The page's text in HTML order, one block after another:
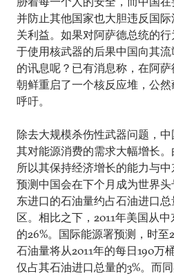
并防止其他国家也大胆违反国
关利益。如果对阿萨德总统的
于使用核武器的后果中国向其
的讯息呢？已有消息称，在阿萨
朝鲜重启了一个核反应堆，公
呼吁。
除去大规模杀伤性武器问题，
其对能源消费的需求大幅增长。
所以其保持经济增长的能力与
预测中国会在下个月成为世界
东进口的石油量约占石油进口
区。相比之下，2011年美国从
的26%。国际能源署预测，时至
石油量将从2011年的每日190万
仅占其石油进口总量的3%。而